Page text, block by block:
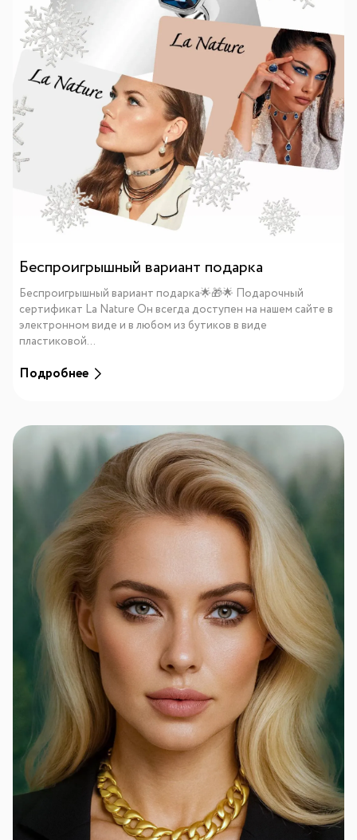
Беспроигрышный вариант подарка
Беспроигрышный вариант подарка🌟🎁🌟 Подарочный
сертификат La Nature Он всегда доступен на нашем сайте в
электронном виде и в любом из бутиков в виде
пластиковой...
Подробнее